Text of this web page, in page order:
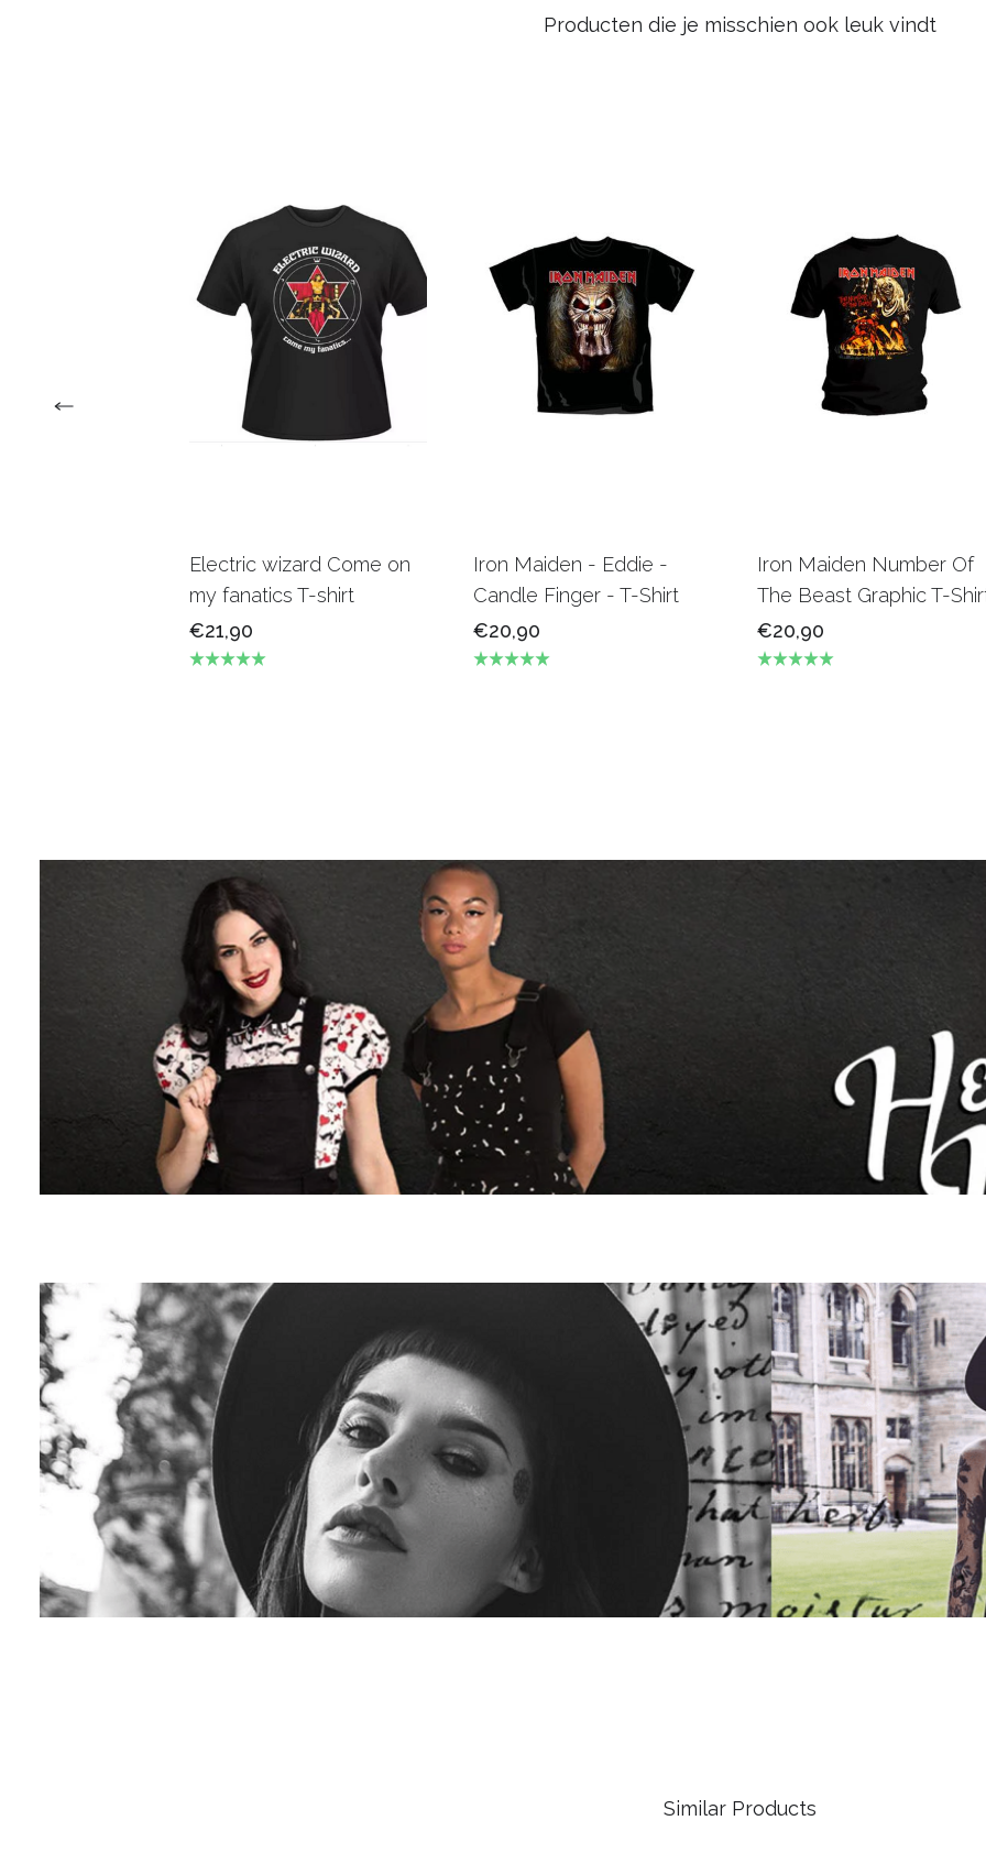
Producten die je misschien ook leuk vindt
Electric wizard Come on
my fanatics T-shirt
€21,90
Iron Maiden - Eddie -
Candle Finger - T-Shirt
€20,90
Iron Maiden Number Of
The Beast Graphic T-
€20,90
Similar Products